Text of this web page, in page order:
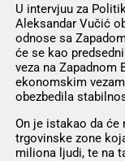
U intervjuu za
Aleksandar Vučić
odnose sa
će se kao
veza na Zapadnom
ekonomskim
obezbedila
On je istakao da će
trgovinske zone
miliona ljudi, te na